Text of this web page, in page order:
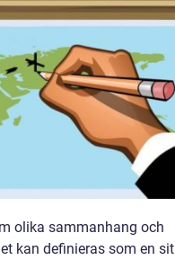
olika sammanhang och
kan definieras som en